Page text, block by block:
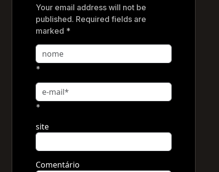
Your email address will not be
published. Required fields are
marked *
*
*
site
Comentário